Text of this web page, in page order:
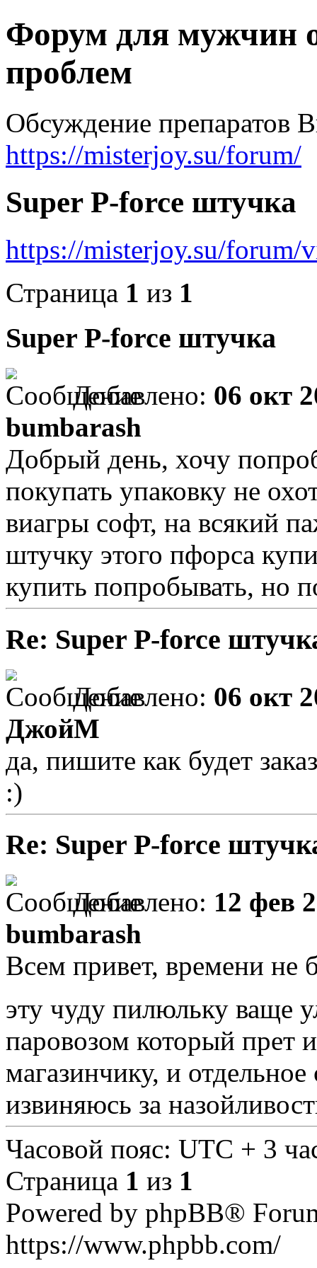
Форум для мужчин
проблем
Обсуждение препаратов
https://misterjoy.su/forum/
Super P-force штучка
https://misterjoy.su/
Страница 1 из 1
Super P-force штучка
Добавлено: 06 окт
bumbarash
Добрый день, хочу
покупать упаковку не
виагры софт, на всякий
штучку этого пфорса
купить попробывать, но
Re: Super P-force
Добавлено: 06 окт
ДжойМ
да, пишите как будет
:)
Re: Super P-force
Добавлено: 12 фев
bumbarash
Всем привет, времени не
эту чуду пилюльку ваще
паровозом который прет
магазинчику, и
извиняюсь за
Часовой пояс: UTC + 3
Страница 1 из 1
Powered by phpBB®
https://www.phpbb.com/